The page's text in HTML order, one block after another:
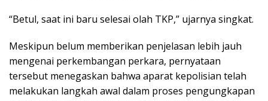
“Betul, saat ini baru selesai olah TKP,” ujarnya singkat.
Meskipun belum memberikan penjelasan lebih jauh
mengenai perkembangan perkara, pernyataan
tersebut menegaskan bahwa aparat kepolisian telah
melakukan langkah awal dalam proses pengungkapan